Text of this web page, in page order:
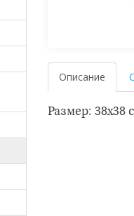
Описание
Размер: 38х38